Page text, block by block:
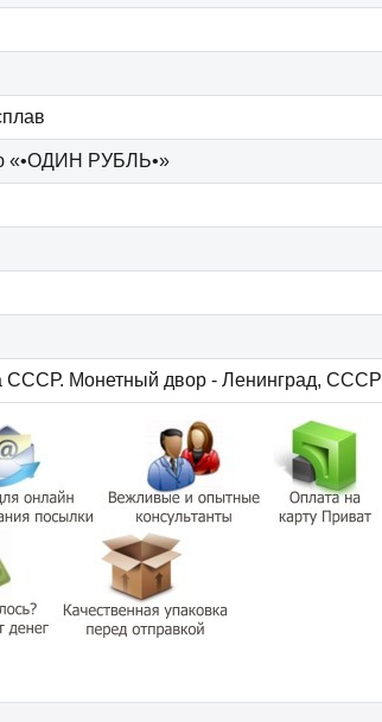
«•ОДИН РУБЛЬ•»
СССР. Монетный двор - Ленинград, СССР